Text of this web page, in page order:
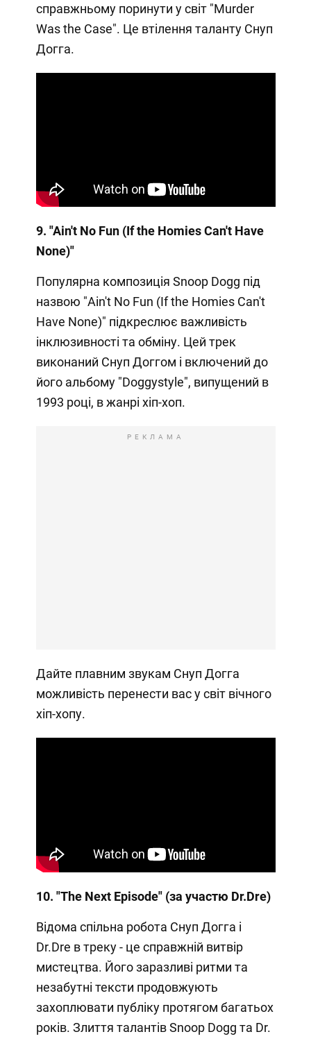
справжньому поринути у світ "Murder
Was the Case". Це втілення таланту Снуп
Догга.
9. "Ain't No Fun (If the Homies Can't Have
None)"
Популярна композиція Snoop Dogg під
назвою "Ain't No Fun (If the Homies Can't
Have None)" підкреслює важливість
інклюзивності та обміну. Цей трек
виконаний Снуп Доггом і включений до
його альбому "Doggystyle", випущений в
1993 році, в жанрі хіп-хоп.
РЕКЛАМА
Дайте плавним звукам Снуп Догга
можливість перенести вас у світ вічного
хіп-хопу.
10. "The Next Episode" (за участю Dr.Dre)
Відома спільна робота Снуп Догга і
Dr.Dre в треку - це справжній витвір
мистецтва. Його заразливі ритми та
незабутні тексти продовжують
захоплювати публіку протягом багатьох
років. Злиття талантів Snoop Dogg та Dr.